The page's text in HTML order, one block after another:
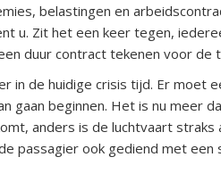
belastingen en
u. Zit het een keer tegen,
duur contract tekenen voor de
in de huidige crisis tijd. Er moet
gaan beginnen. Het is nu meer
anders is de luchtvaart straks
passagier ook gediend met een